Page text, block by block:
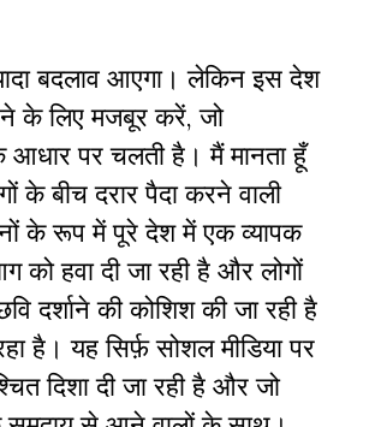
बदलाव आएगा। लेकिन इस देश
के लिए मजबूर करें, जो
आधार पर चलती है। मैं मानता हूँ
के बीच दरार पैदा करने वाली
के रूप में पूरे देश में एक व्यापक
हवा दी जा रही है और लोगों
दर्शाने की कोशिश की जा रही है
है। यह सिर्फ़ सोशल मीडिया पर
दिशा दी जा रही है और जो